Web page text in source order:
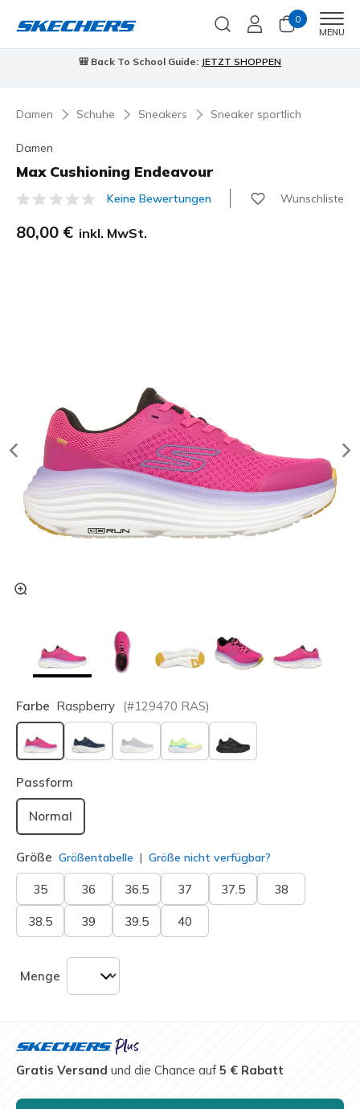
0
MENU
🎒 Back To School Guide: JETZT SHOPPEN
Damen Schuhe Sneakers Sneaker sportlich
Damen
Max Cushioning Endeavour
3,7 von 5 Kundenbewertungen
Keine Bewertungen Wunschliste
80,00 € inkl. MwSt.
Farbe Raspberry (#129470 RAS)
ausgewählt
Passform
Normal
Größe Größentabelle Größe nicht verfügbar?
35 36 36.5 37 37.5 38
38.5 39 39.5 40
Menge
Gratis Versand und die Chance auf5 € Rabatt